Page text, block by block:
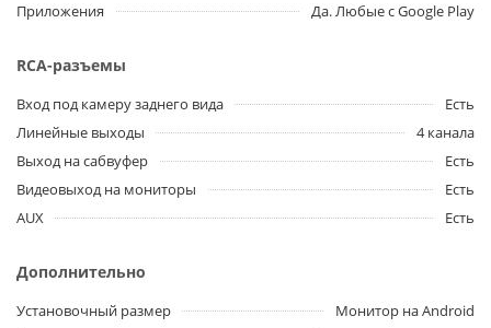
Приложения
Да. Любые с Google Play
RCA-разъемы
Вход под камеру заднего вида
Есть
Линейные выходы
4 канала
Выход на сабвуфер
Есть
Видеовыход на мониторы
Есть
AUX
Есть
Дополнительно
Установочный размер
Монитор на Android